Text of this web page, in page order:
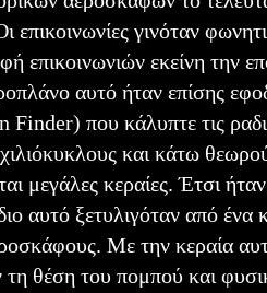
επικοινωνίες γινόταν
επικοινωνιών εκείνη την
αυτό ήταν επίσης
που κάλυπτε τις
και κάτω
μεγάλες κεραίες. Έτσι
αυτό ξετυλιγόταν από ένα
Με την κεραία
τη θέση του πομπού και